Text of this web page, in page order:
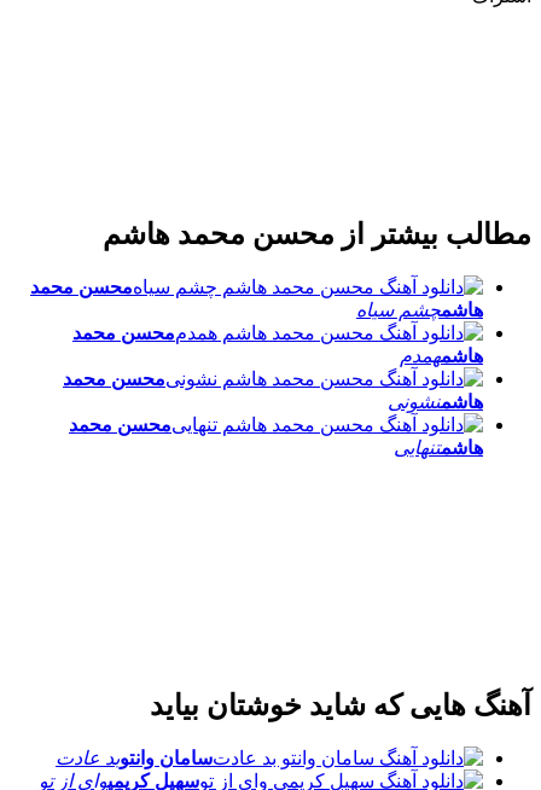
بیشتر ازمحسن محمد هاشم
محسن محمد
چشم سیاه
محسن محمد
همدم
محسن محمد
نشونی
محسن محمد
تنهایی
هایی که شاید خوشتان بیاید
سامان وانتوبد عادت
سهیل کریمی وای از تو